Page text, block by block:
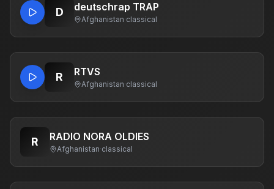
D deutschrap TRAP
Afghanistan·classical
R RTVS
Afghanistan·classical
R RADIO NORA OLDIES
Afghanistan·classical